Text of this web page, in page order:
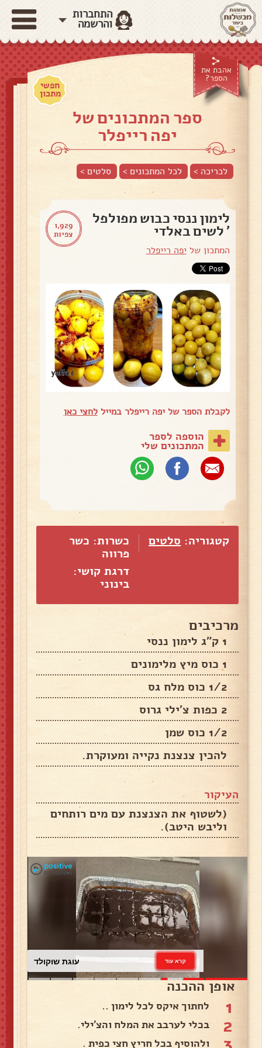
התחברות
והרשמה
אהבת את
הספר?
חפשי
מתכון
ספר המתכונים של
יפה רייפלר
לכריכה > לכל המתכונים > סלטים>
1,929
צפיות
לימון ננסי כבוש מפולפל
' לשים באלדי
המתכון של יפה רייפלר
לקבלת הספר של יפה רייפלר במייללחצי כאן
הוספה לספר
המתכונים שלי
קטגוריה: סלטים
כשרות: כשר
פרווה
דרגת קושי:
בינוני
מרכיבים
1 ק"ג לימון ננסי
1 כוס מיץ מלימונים
1/2 כוס מלח גס
2 כפות צ'ילי גרוס
1/2 כוס שמן
להכין צנצנת נקייה ומעוקרת.
העיקור
(לשטוף את הצנצנת עם מים רותחים
וליבש היטב).
עוגת שוקולד קרא עוד
אופן ההכנה
1 לחתוך איקס לכל לימון ..
2 בכלי לערבב את המלח והצ'ילי.
ולהוסיף בכל חריץ חצי כפית .